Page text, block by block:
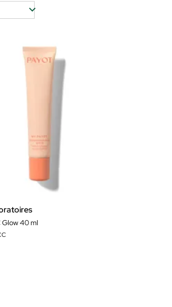
Glow 40 ml